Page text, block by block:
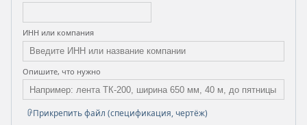
ИНН или компания
Опишите, что нужно
Прикрепить файл (спецификация, чертёж)